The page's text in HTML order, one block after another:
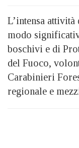
L’intensa
modo
boschivi e di
del Fuoco,
Carabinieri
regionale e